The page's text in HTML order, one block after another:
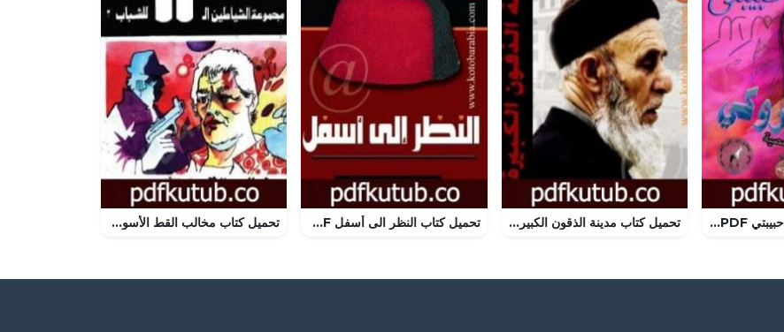
تحميل كتاب كلاكما حبيبتي PDF تأليف صالح مبروكي مجانا [كامل] تحميل كتاب مدينة الذقون الكبيرة PDF تأليف أسامة غريب مجانا [كامل] تحميل كتاب النظر الى أسفل PDF تأليف محمد جبريل مجانا [كامل] تحميل كتاب مخالب القط الأسود – مجموعة الشياطين ال 13 PDF تأليف محمود سالم مجانا [كامل]